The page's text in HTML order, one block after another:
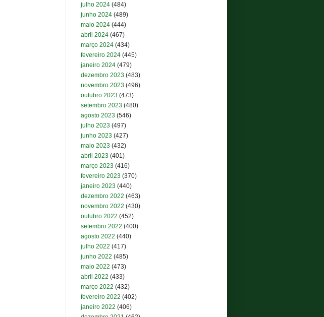
julho 2024 (484)
junho 2024 (489)
maio 2024 (444)
abril 2024 (467)
março 2024 (434)
fevereiro 2024 (445)
janeiro 2024 (479)
dezembro 2023 (483)
novembro 2023 (496)
outubro 2023 (473)
setembro 2023 (480)
agosto 2023 (546)
julho 2023 (497)
junho 2023 (427)
maio 2023 (432)
abril 2023 (401)
março 2023 (416)
fevereiro 2023 (370)
janeiro 2023 (440)
dezembro 2022 (463)
novembro 2022 (430)
outubro 2022 (452)
setembro 2022 (400)
agosto 2022 (440)
julho 2022 (417)
junho 2022 (485)
maio 2022 (473)
abril 2022 (433)
março 2022 (432)
fevereiro 2022 (402)
janeiro 2022 (406)